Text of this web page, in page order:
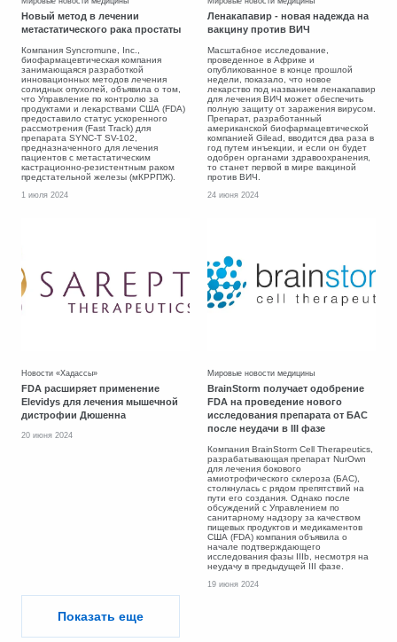
Новый метод в лечении
метастатического рака простаты
Компания Syncromune, Inc.,
биофармацевтическая компания
занимающаяся разработкой
инновационных методов лечения
солидных опухолей, объявила о том,
что Управление по контролю за
продуктами и лекарствами США (FDA)
предоставило статус ускоренного
рассмотрения (Fast Track) для
препарата SYNC-T SV-102,
предназначенного для лечения
пациентов с метастатическим
кастрационно-резистентным раком
предстательной железы (мКРРПЖ).
1 июля 2024
Ленакапавир - новая надежда на
вакцину против ВИЧ
Масштабное исследование,
проведенное в Африке и
опубликованное в конце прошлой
недели, показало, что новое
лекарство под названием ленакапавир
для лечения ВИЧ может обеспечить
полную защиту от заражения вирусом.
Препарат, разработанный
американской биофармацевтической
компанией Gilead, вводится два раза в
год путем инъекции, и если он будет
одобрен органами здравоохранения,
то станет первой в мире вакциной
против ВИЧ.
24 июня 2024
Новости «Хадассы»
FDA расширяет применение
Elevidys для лечения мышечной
дистрофии Дюшенна
20 июня 2024
Мировые новости медицины
BrainStorm получает одобрение
FDA на проведение нового
исследования препарата от БАС
после неудачи в III фазе
Компания BrainStorm Cell Therapeutics,
разрабатывающая препарат NurOwn
для лечения бокового
амиотрофического склероза (БАС),
столкнулась с рядом препятствий на
пути его создания. Однако после
обсуждений с Управлением по
санитарному надзору за качеством
пищевых продуктов и медикаментов
США (FDA) компания объявила о
начале подтверждающего
исследования фазы IIIb, несмотря на
неудачу в предыдущей III фазе.
19 июня 2024
Показать еще